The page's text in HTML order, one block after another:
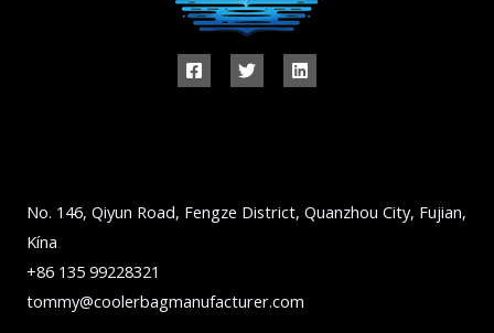
No. 146, Qiyun Road, Fengze District, Quanzhou City, Fujian,
Kína
+86 135 99228321
tommy@coolerbagmanufacturer.com